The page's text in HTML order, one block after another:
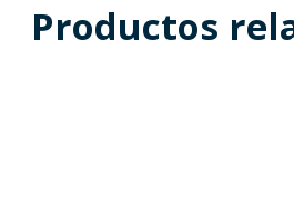
Productos